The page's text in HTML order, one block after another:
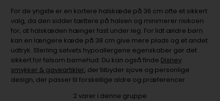
For de yngste er en kortere halskæde på 36 cm ofte et sikkert
valg, da den sidder tættere på halsen og minimerer risikoen
for, at halskæden hænger fast under leg. For lidt ældre børn
kan en længere kæde på 38 cm give mere plads og et andet
udtryk. Sterling sølvets hypoallergene egenskaber gør det
sikkert for følsom børnehud. Du kan også finde Disney
smykker & gaveartikler, der tilbyder sjove og personlige
design, der passer til forskellige aldre og præferencer.
2 varer i denne gruppe